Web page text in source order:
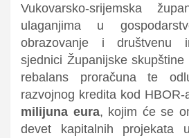
Vukovarsko-srijemska
ulaganjima u
obrazovanje i društvenu
sjednici Županijske
rebalans proračuna te
razvojnog kredita kod
milijuna eura, kojim će se
devet kapitalnih projekata